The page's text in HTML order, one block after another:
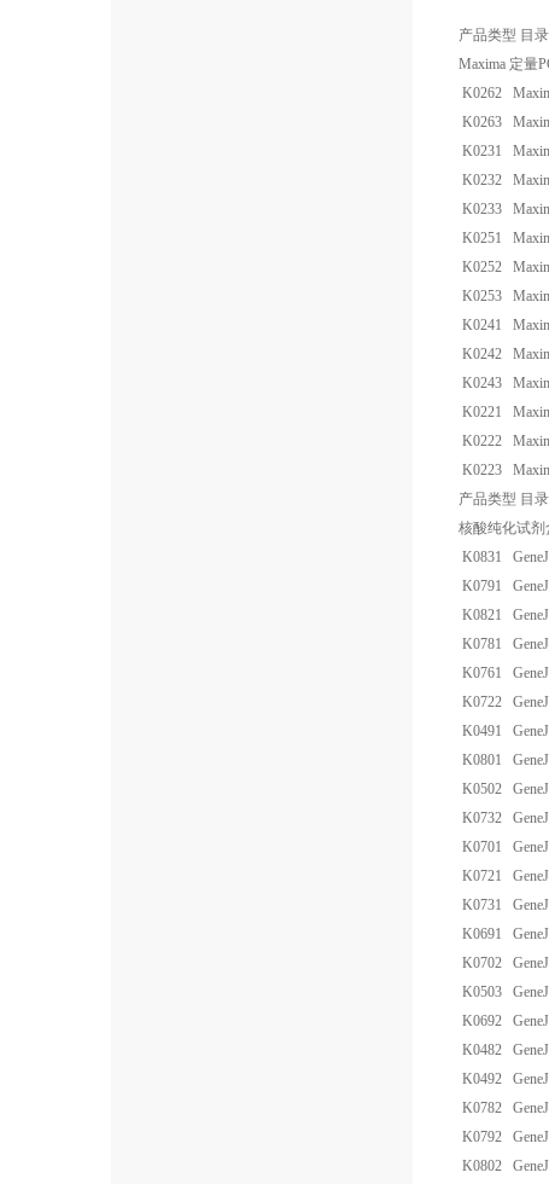
产品类型 目
Maxima 定量
K0262
K0263
K0231
K0232
K0233
K0251
K0252
K0253
K0241
K0242
K0243
K0221
K0222
K0223
产品类型 目
核酸纯化试剂
K0831
K0791
K0821
K0781
K0761
K0722
K0491
K0801
K0502
K0732
K0701
K0721
K0731
K0691
K0702
K0503
K0692
K0482
K0492
K0782
K0792
K0802